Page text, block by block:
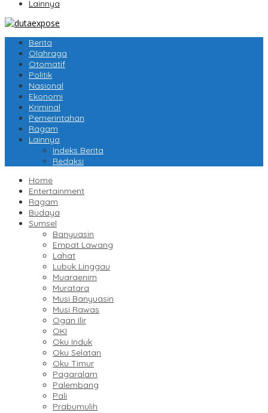
Lainnya
Berita
Olahraga
Otomatif
Politik
Nasional
Ekonomi
Kriminal
Pemerintahan
Ragam
Lainnya
Indeks Berita
Redaksi
Home
Entertainment
Ragam
Budaya
Sumsel
Banyuasin
Empat Lawang
Lahat
Lubuk Linggau
Muaraenim
Muratara
Musi Banyuasin
Musi Rawas
Ogan Ilir
OKI
Oku Induk
Oku Selatan
Oku Timur
Pagaralam
Palembang
Pali
Prabumulih